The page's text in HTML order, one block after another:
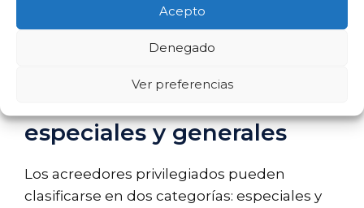
Acepto
Denegado
Ver preferencias
pagados, lo que les otorga una ventaja
significativa sobre los acreedores
especiales y generales
Los acreedores privilegiados pueden
clasificarse en dos categorías: especiales y